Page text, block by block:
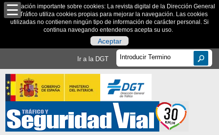
Información importante sobre cookies: La revista digital de la Dirección General
de Tráfico utiliza cookies propias para mejorar la navegación. Las cookies
utilizadas no contienen ningún tipo de información de carácter personal. Si
continua navegando entendemos acepta su uso.
Aceptar
Ir a la DGT